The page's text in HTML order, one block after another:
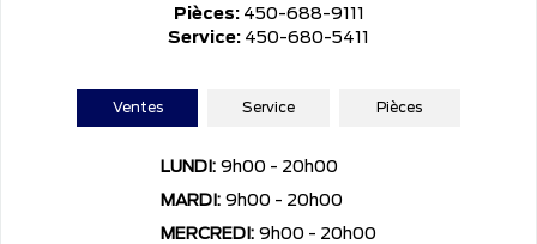
Pièces: 450-688-9111
Service: 450-680-5411
Ventes Service Pièces
LUNDI: 9h00 - 20h00
MARDI: 9h00 - 20h00
MERCREDI: 9h00 - 20h00